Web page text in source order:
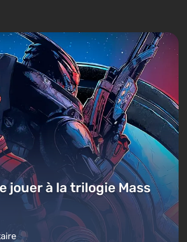
jouer à la trilogie Mass